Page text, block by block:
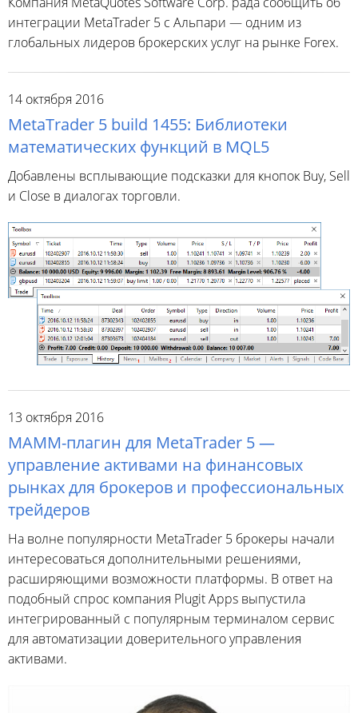
интеграции MetaTrader 5 с Альпари — одним из
глобальных лидеров брокерских услуг на рынке Forex.
14 октября 2016
MetaTrader 5 build 1455: Библиотеки
математических функций в MQL5
Добавлены всплывающие подсказки для кнопок Buy, Sell
и Close в диалогах торговли.
13 октября 2016
MAMM-плагин для MetaTrader 5 —
управление активами на финансовых
рынках для брокеров и профессиональных
трейдеров
На волне популярности MetaTrader 5 брокеры начали
интересоваться дополнительными решениями,
расширяющими возможности платформы. В ответ на
подобный спрос компания Plugit Apps выпустила
интегрированный с популярным терминалом сервис
для автоматизации доверительного управления
активами.